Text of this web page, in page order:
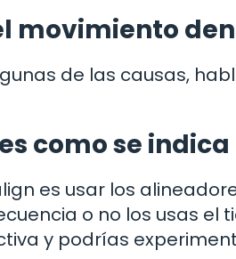
movimiento
de las causas,
como se indica
es usar los
o no los usas el
y podrías